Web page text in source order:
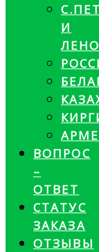
И
ВОПРОС
–
ОТВЕТ
СТАТУС
ЗАКАЗА
ОТЗЫВЫ